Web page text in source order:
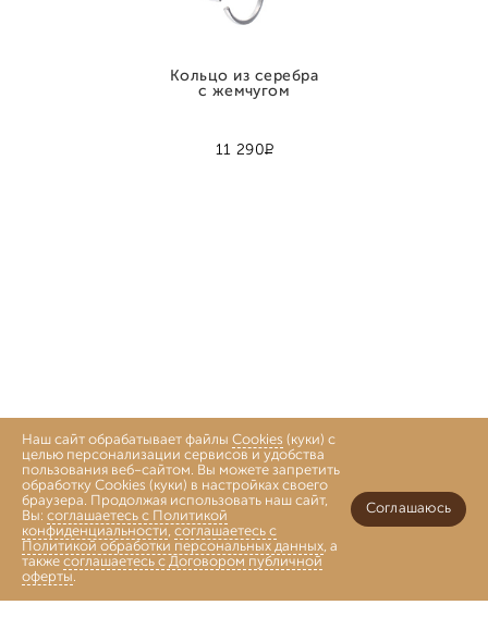
11 290Р
Кольцо из серебра
с жемчугом
Главная
Наш сайт обрабатывает файлы Cookies (куки) с
целью персонализации сервисов и удобства
пользования веб-сайтом. Вы можете запретить
обработку Cookies (куки) в настройках своего
браузера. Продолжая использовать наш сайт,
Вы: соглашаетесь с Политикой
конфиденциальности, соглашаетесь с
Политикой обработки персональных данных, а
также соглашаетесь с Договором публичной
оферты.
Соглашаюсь